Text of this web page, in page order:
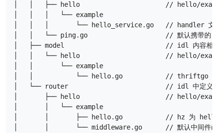
│   │   ├── hello                      // hello/example 对
│   │   │   └── example
│   │   │       └── hello_service.go   // handler 文件，用
│   │   └── ping.go                    // 默认携带的 ping
│   ├── model                          // idl 内容相关的
│   │   └── hello                      // hello/example 对
│   │       └── example
│   │           └── hello.go           // thriftgo 的产物，
│   └── router                         // idl 中定义的路
│       ├── hello                      // hello/example 对应
│       │   └── example
│       │       ├── hello.go           // hz 为 hello.thrift
│       │       └── middleware.go      // 默认中间件函数，hz